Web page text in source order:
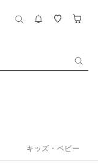
キッズ・ベビー